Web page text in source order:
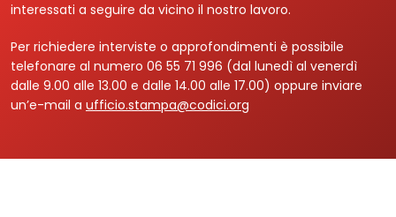
Login
interessati a seguire da vicino il nostro lavoro.
Per richiedere interviste o approfondimenti è possibile
telefonare al numero 06 55 71 996 (dal lunedì al venerdì
dalle 9.00 alle 13.00 e dalle 14.00 alle 17.00) oppure inviare
un’e-mail a ufficio.stampa@codici.org